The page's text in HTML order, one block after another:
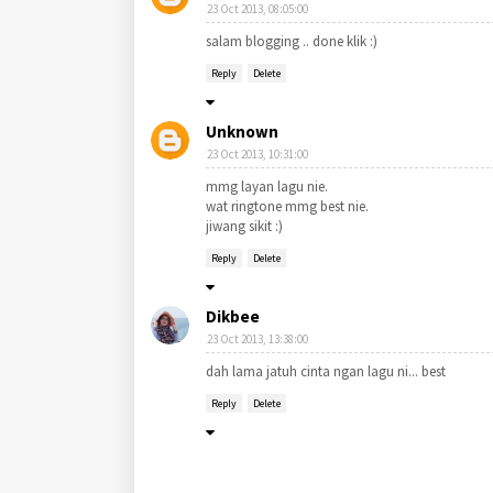
23 Oct 2013, 08:05:00
salam blogging .. done klik :)
Reply Delete
Unknown
23 Oct 2013, 10:31:00
mmg layan lagu nie.
wat ringtone mmg best nie.
jiwang sikit :)
Reply Delete
Dikbee
23 Oct 2013, 13:38:00
dah lama jatuh cinta ngan lagu ni... best
Reply Delete